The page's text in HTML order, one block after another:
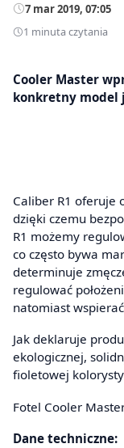
7 mar 2019, 07:05
1 minuta czytania
Cooler Master
konkretny model
Caliber R1 oferuje
dzięki czemu
R1 możemy
co często bywa
determinuje
regulować
natomiast
Jak deklaruje
ekologicznej,
fioletowej
Fotel Cooler
Dane techniczne: